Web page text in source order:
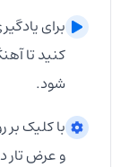
برای
کنید تا
شود.
با کلیک
و عرضتار